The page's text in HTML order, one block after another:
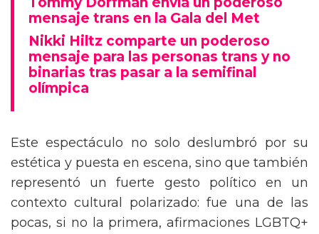
mensaje trans en la Gala del Met
Nikki Hiltz comparte un poderoso
mensaje para las personas trans y no
binarias tras pasar a la semifinal
olímpica
Este espectáculo no solo deslumbró por su
estética y puesta en escena, sino que también
representó un fuerte gesto político en un
contexto cultural polarizado: fue una de las
pocas, si no la primera, afirmaciones LGBTQ+